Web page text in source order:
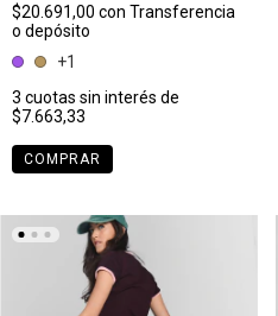
$20.691,00 con Transferencia
o depósito
+1
3 cuotas sin interés de
$7.663,33
COMPRAR